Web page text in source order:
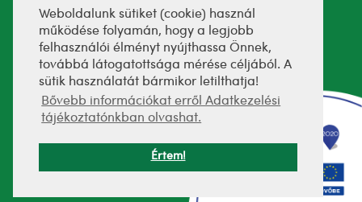
Weboldalunk sütiket (cookie) használ
működése folyamán, hogy a legjobb
felhasználói élményt nyújthassa Önnek,
továbbá látogatottsága mérése céljából. A
sütik használatát bármikor letilthatja!
Bővebb információkat erről Adatkezelési
tájékoztatónkban olvashat.
Értem!
fejlesztette: